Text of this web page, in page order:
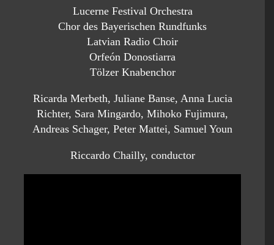
Lucerne Festival Orchestra
Chor des Bayerischen Rundfunks
Latvian Radio Choir
Orfeón Donostiarra
Tölzer Knabenchor
Ricarda Merbeth, Juliane Banse, Anna Lucia
Richter, Sara Mingardo, Mihoko Fujimura,
Andreas Schager, Peter Mattei, Samuel Youn
Riccardo Chailly, conductor